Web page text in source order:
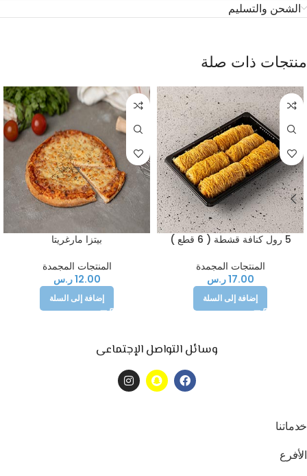
الشحن والتسليم
منتجات ذات صلة
5 رول كنافة قشطة ( 6 قطع )
المنتجات المجمدة
17.00ر.س
إضافة إلى السلة
بيتزا مارغريتا
المنتجات المجمدة
12.00ر.س
إضافة إلى السلة
وسائل التواصل الإجتماعى
خدماتنا
الأفرع